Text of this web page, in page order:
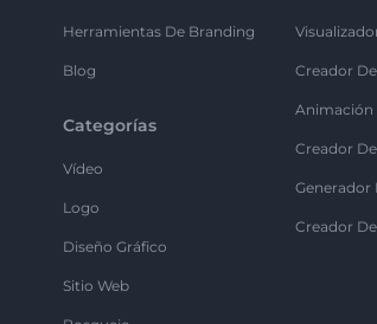
Herramientas De Branding
Blog
Categorías
Vídeo
Logo
Diseño Gráfico
Sitio Web
Creador
Animación
Creador
Generador
Creador